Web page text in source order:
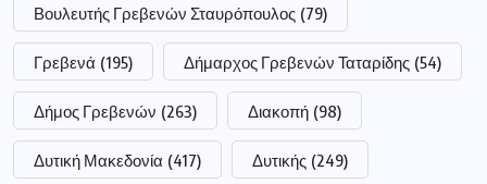
Βουλευτής Γρεβενών Σταυρόπουλος (79)
Γρεβενά (195) Δήμαρχος Γρεβενών Ταταρίδης (54)
Δήμος Γρεβενών (263) Διακοπή (98)
Δυτική Μακεδονία (417) Δυτικής (249)